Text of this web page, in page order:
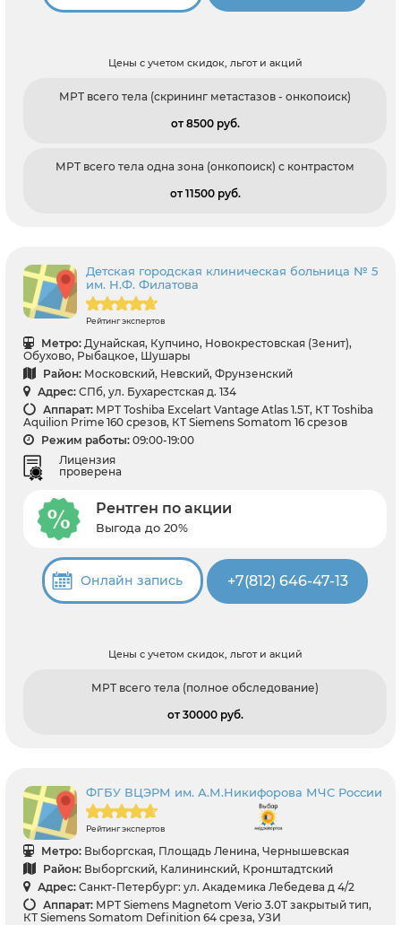
Цены с учетом скидок, льгот и акций
МРТ всего тела (скрининг метастазов - онкопоиск)
от 8500 pуб.
МРТ всего тела одна зона (онкопоиск) с контрастом
от 11500 pуб.
Детская городская клиническая больница № 5
им. Н.Ф. Филатова
Рейтинг экспертов
Метро: Дунайская, Купчино, Новокрестовская (Зенит),
Обухово, Рыбацкое, Шушары
Район: Московский, Невский, Фрунзенский
Адрес: СПб, ул. Бухарестская д. 134
Аппарат: МРТ Toshiba Excelart Vantage Atlas 1.5Т, КТ Toshiba
Aquilion Prime 160 срезов, КТ Siemens Somatom 16 срезов
Режим работы: 09:00-19:00
Лицензия
проверена
Рентген по акции
Выгода до 20%
Онлайн запись +7(812) 646-47-13
Цены с учетом скидок, льгот и акций
МРТ всего тела (полное обследование)
от 30000 pуб.
ФГБУ ВЦЭРМ им. А.М.Никифорова МЧС России
Рейтинг экспертов
Метро: Выборгская, Площадь Ленина, Чернышевская
Район: Выборгский, Калининский, Кронштадтский
Адрес: Санкт-Петербург: ул. Академика Лебедева д 4/2
Аппарат: МРТ Siemens Magnetom Verio 3.0T закрытый тип,
КТ Siemens Somatom Definition 64 среза, УЗИ